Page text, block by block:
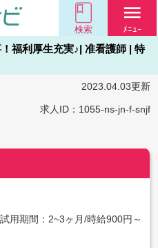
検索
menu
ﾒﾆｭｰ
福利厚生充実♪| 准看護師 | 特
2023.04.03更新
求人ID：1055-ns-jn-f-snjf
用期間：2~3ヶ月/時給900円～